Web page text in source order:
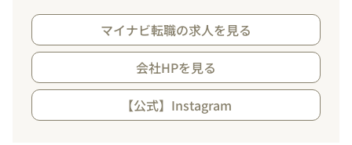
マイナビ転職の求人を見る
会社HPを見る
【公式】Instagram